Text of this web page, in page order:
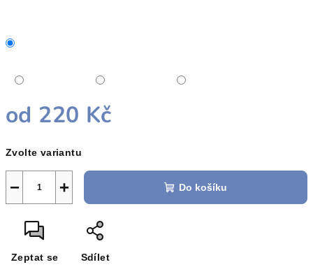
od 220 Kč
cena:
Zvolte variantu
+
− Do košíku
Zeptat se Sdílet